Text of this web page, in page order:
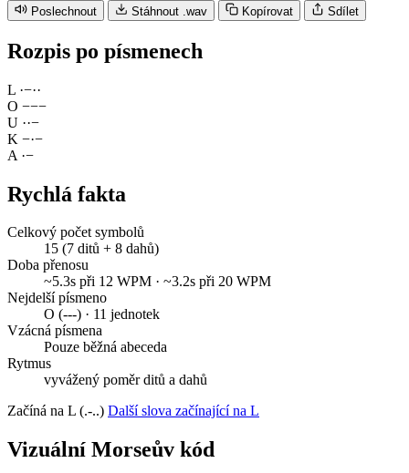
Poslechnout Stáhnout .wav Kopírovat Sdílet
Rozpis po písmenech
L ·−··
O −−−
U ··−
K −·−
A ·−
Rychlá fakta
Celkový počet symbolů
15 (7 ditů + 8 dahů)
Doba přenosu
~5.3s při 12 WPM · ~3.2s při 20 WPM
Nejdelší písmeno
O (---) · 11 jednotek
Vzácná písmena
Pouze běžná abeceda
Rytmus
vyvážený poměr ditů a dahů
Začíná na L (.-..) Další slova začínající na L
Vizuální Morseův kód